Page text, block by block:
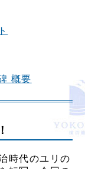
概要
時代のユリの